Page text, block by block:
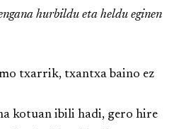
hurbildu eta heldu eginen
txarrik, txantxa baino ez
kotuan ibili hadi, gero hire